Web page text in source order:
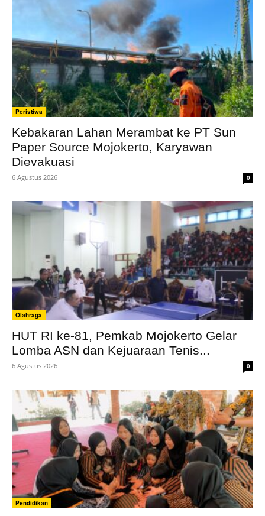
Peristiwa
Kebakaran Lahan Merambat ke PT Sun
Paper Source Mojokerto, Karyawan
Dievakuasi
6 Agustus 2026 0
Olahraga
HUT RI ke-81, Pemkab Mojokerto Gelar
Lomba ASN dan Kejuaraan Tenis...
6 Agustus 2026 0
Pendidikan